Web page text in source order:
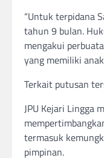
“Untuk terpidana
tahun 9 bulan.
mengakui
yang memiliki
Terkait putusan
JPU Kejari Lingga
termasuk
pimpinan.